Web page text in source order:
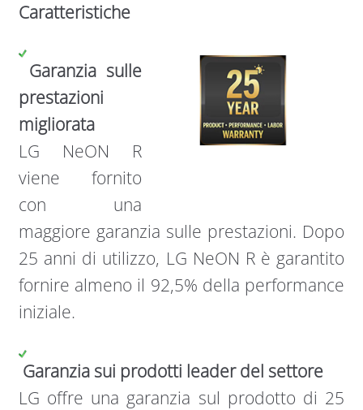
Caratteristiche
Garanzia sulle
prestazioni
migliorata
LG NeON R
viene fornito
con una
maggiore garanzia sulle prestazioni. Dopo
25 anni di utilizzo, LG NeON R è garantito
fornire almeno il 92,5% della performance
iniziale.
Garanzia sui prodotti leader del settore
LG offre una garanzia sul prodotto di 25